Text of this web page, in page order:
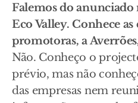
Falemos do anunciado
Eco Valley. Conhece as
promotoras, a
Não. Conheço o
prévio, mas não
das empresas nem